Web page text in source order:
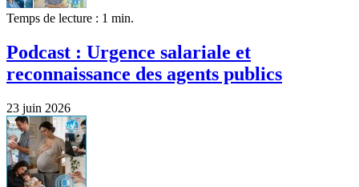
Temps de lecture : 1 min.
Podcast : Urgence salariale et
reconnaissance des agents publics
23 juin 2026